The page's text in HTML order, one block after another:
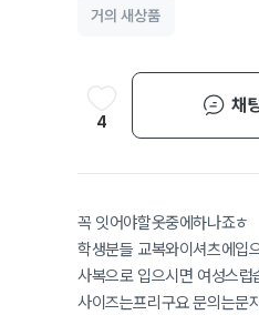
거의 새상품
4
채
꼭 잇어야할옷중에하나죠ㅎ
학생분들 교복와이셔츠에입
사복으로 입으시면 여성스럽
사이즈는프리구요 문의는문